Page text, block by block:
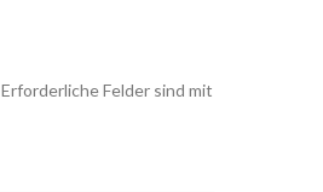
Erforderliche Felder sind mit